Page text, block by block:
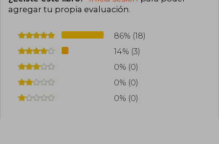
agregar tu propia evaluación.
86% (18)
14% (3)
0% (0)
0% (0)
0% (0)